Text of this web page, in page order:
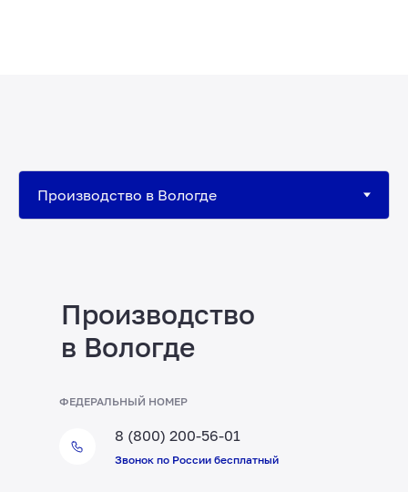
Производство
в Вологде
ФЕДЕРАЛЬНЫЙ НОМЕР
8 (800) 200-56-01
Звонок по России бесплатный